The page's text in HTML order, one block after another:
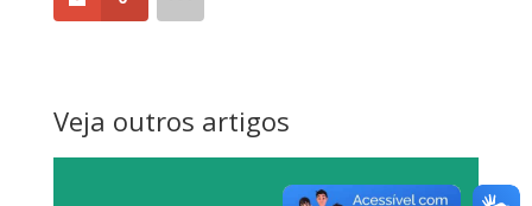
Veja outros artigos